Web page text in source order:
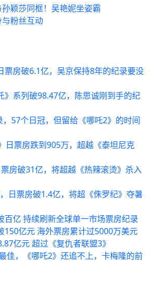
颖莎同框！吴艳妮坐姿霸
与粉丝互动
票房破6.1亿，吴京保持8年的纪录要没
》系列破98.47亿，陈思诚刚到手的纪
57个日冠，但留给《哪吒2》的时间
日票房跌到905万，超越《泰坦尼克
房破31亿，将超越《热辣滚烫》杀入
日票房破1.4亿，将超《侏罗纪》夺暑
百亿 持续刷新全球单一市场票房纪录
150亿元 海外票房累计过5000万美元
亿元 超过《复仇者联盟3》
佳，《哪吒2》还追不上，卡梅隆的前